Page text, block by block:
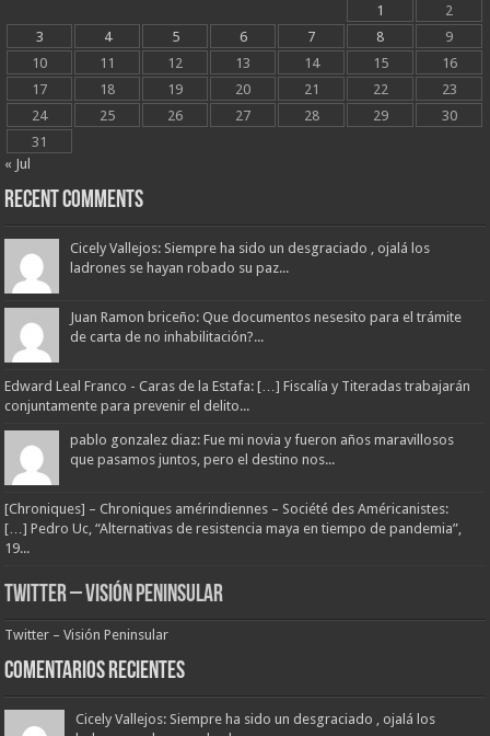
1
2
3
4 5 6 7 8
9
10
11 12 13 14 15
16
17
18 19 20 21 22
23
24
25 26 27 28 29
30
31
« Jul
Recent Comments
Cicely Vallejos: Siempre ha sido un desgraciado , ojalá los
ladrones se hayan robado su paz...
Juan Ramon briceño: Que documentos nesesito para el trámite
de carta de no inhabilitación?...
Edward Leal Franco - Caras de la Estafa: […] Fiscalía y Titeradas trabajarán
conjuntamente para prevenir el delito...
pablo gonzalez diaz: Fue mi novia y fueron años maravillosos
que pasamos juntos, pero el destino nos...
[Chroniques] – Chroniques amérindiennes – Société des Américanistes:
[…] Pedro Uc, “Alternativas de resistencia maya en tiempo de pandemia”,
19...
Twitter – Visión Peninsular
Twitter – Visión Peninsular
Comentarios Recientes
Cicely Vallejos: Siempre ha sido un desgraciado , ojalá los